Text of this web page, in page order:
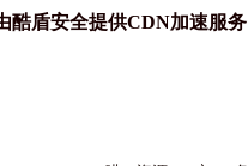
酷盾安全提供CDN加速服务